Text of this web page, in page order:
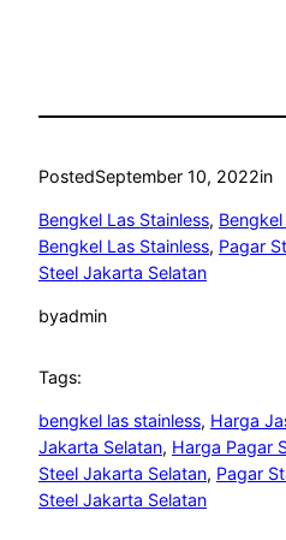
PostedSeptember 10, 2022in
Bengkel Las Stainless,
Bengkel Las Stainless, Pagar
Steel Jakarta Selatan
byadmin
Tags:
bengkel las stainless, Harga
Jakarta Selatan, Harga Pagar
Steel Jakarta Selatan, Pagar
Steel Jakarta Selatan